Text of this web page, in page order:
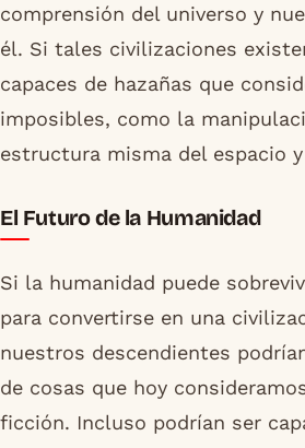
comprensión del universo y
él. Si tales civilizaciones
capaces de hazañas que
imposibles, como la
estructura misma del espacio
El Futuro de la Humanidad
Si la humanidad puede
para convertirse en una
nuestros descendientes
de cosas que hoy
ficción. Incluso podrían ser